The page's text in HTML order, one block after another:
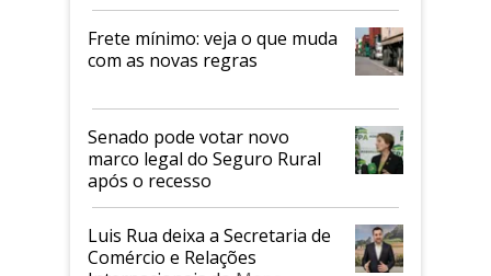
Frete mínimo: veja o que muda
com as novas regras
Senado pode votar novo
marco legal do Seguro Rural
após o recesso
Luis Rua deixa a Secretaria de
Comércio e Relações